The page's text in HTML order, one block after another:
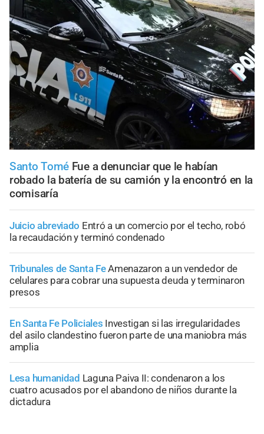
Santo Tomé Fue a denunciar que le habían
robado la batería de su camión y la encontró en la
comisaría
Juicio abreviado Entró a un comercio por el techo, robó
la recaudación y terminó condenado
Tribunales de Santa FeAmenazaron a un vendedor de
celulares para cobrar una supuesta deuda y terminaron
presos
En Santa Fe Policiales Investigan si las irregularidades
del asilo clandestino fueron parte de una maniobra más
amplia
Lesa humanidad Laguna Paiva II: condenaron a los
cuatro acusados por el abandono de niños durante la
dictadura